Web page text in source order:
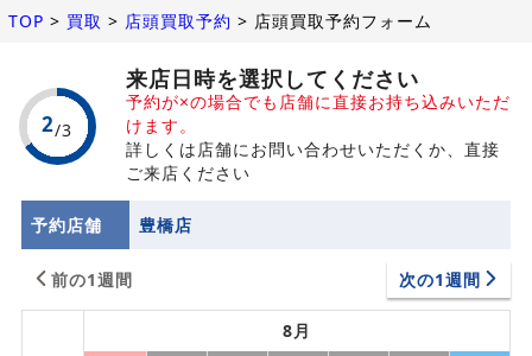
TOP > 買取 > 店頭買取予約 > 店頭買取予約フォーム
来店日時を選択してください
予約が×の場合でも店舗に直接お持ち込みいただ
けます。
詳しくは店舗にお問い合わせいただくか、直接
ご来店ください
予約店舗 豊橋店
前の1週間 次の1週間
8月